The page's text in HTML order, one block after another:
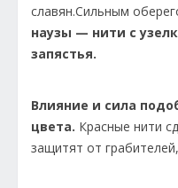
славян.Сильным
наузы — нити с
запястья.
Влияние и сила
цвета. Красные нити
защитят от